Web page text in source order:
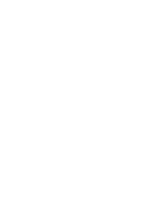
2-5
Petróleo Rico - XS